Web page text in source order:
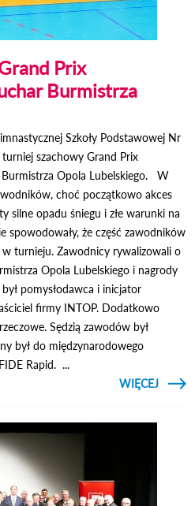
Prix
Burmistrza
Szkoły Podstawowej Nr
szachowy Grand Prix
Burmistrza Opola Lubelskiego. W
choć początkowo akces
silne opadu śniegu i złe warunki na
spowodowały, że część zawodników
w turnieju. Zawodnicy rywalizowali o
Opola Lubelskiego i nagrody
pomysłodawca i inicjator
firmy INTOP. Dodatkowo
Sędzią zawodów był
był do międzynarodowego
Rapid. ...
CZYTAJ
WIĘCEJ